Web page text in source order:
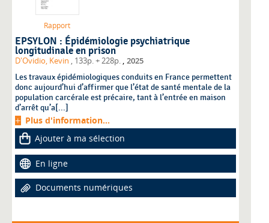
Rapport
EPSYLON : Épidémiologie psychiatrique
longitudinale en prison
D'Ovidio, Kevin , 133p. + 228p. , 2025
Les travaux épidémiologiques conduits en France permettent
donc aujourd’hui d’affirmer que l’état de santé mentale de la
population carcérale est précaire, tant à l’entrée en maison
d’arrêt qu’a[...]
Plus d'information...
Ajouter à ma sélection
En ligne
Documents numériques